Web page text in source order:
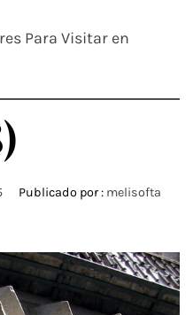
Para Visitar en
Publicado por : melisofta